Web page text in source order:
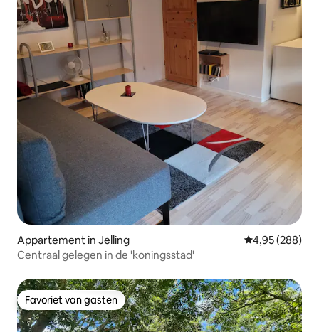
Appartement in Jelling Gemiddelde
4,95 (288)
Centraal gelegen in de 'koningsstad'
Favoriet van gasten
Favoriet van gasten